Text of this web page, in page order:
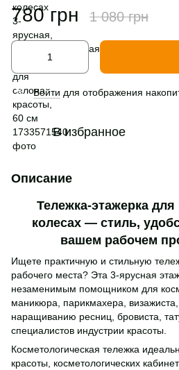
780 грн 1 080 грн
% Войти для отображения
В избранное
Описание
Тележка-этажерка для
колесах — стиль,
вашем рабочем
Ищете практичную и стильную
рабочего места? Эта 3-ярусная
незаменимым помощником для
маникюра, парикмахера,
наращиванию ресниц, бровиста,
специалистов индустрии красоты.
Косметологическая тележка
красоты, косметологических